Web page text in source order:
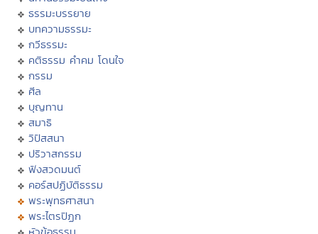
ธรรมะบรรยาย
บทความธรรมะ
กวีธรรมะ
คติธรรม คำคม โดนใจ
กรรม
ศีล
บุญทาน
สมาธิ
วิปัสสนา
ปริวาสกรรม
ฟังสวดมนต์
คอร์สปฏิบัติธรรม
พระพุทธศาสนา
พระไตรปิฏก